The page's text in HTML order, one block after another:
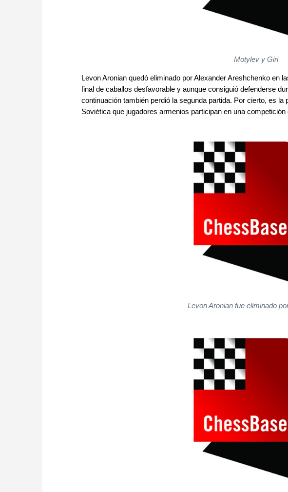
Motylev y Giri
Levon Aronian quedó eliminado por Alexander Areshchenko en
final de caballos desfavorable y aunque consiguió defenderse
continuación también perdió la segunda partida. Por cierto, es
Soviética que jugadores armenios participan en una
Levon Aronian fue eliminado